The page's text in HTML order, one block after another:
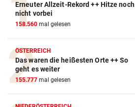
Erneuter Allzeit-Rekord ++ Hitze noch
nicht vorbei
158.560 mal gelesen
ÖSTERREICH
Das waren die heißesten Orte ++ So
geht es weiter
155.777 mal gelesen
Action-Cam Vergleich
ZUM VERGLEICH
Crosstrainer Vergleich
ZUM VERGLEICH
E-Bike Vergleich
ZUM VERGLEICH